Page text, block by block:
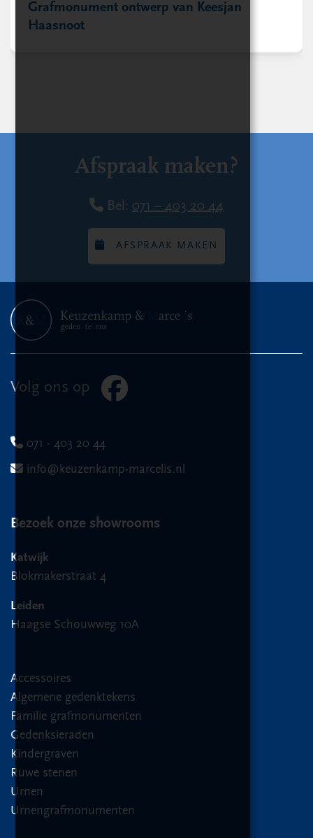
Grafmonument ontwerp van Keesjan
Haasnoot
Afspraak maken?
Bel: 071 – 403 20 44
AFSPRAAK MAKEN
Volg ons op
071 - 403 20 44
info@keuzenkamp-marcelis.nl
Bezoek onze showrooms
Katwijk
Blokmakerstraat 4
Leiden
Haagse Schouwweg 10A
Accessoires
Algemene gedenktekens
Familie grafmonumenten
Gedenksieraden
Kindergraven
Ruwe stenen
Urnen
Urnengrafmonumenten